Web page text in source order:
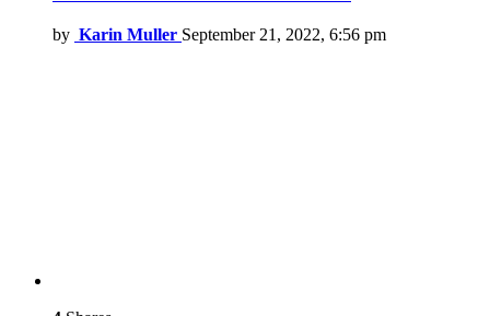
by Karin Muller September 21, 2022, 6:56 pm